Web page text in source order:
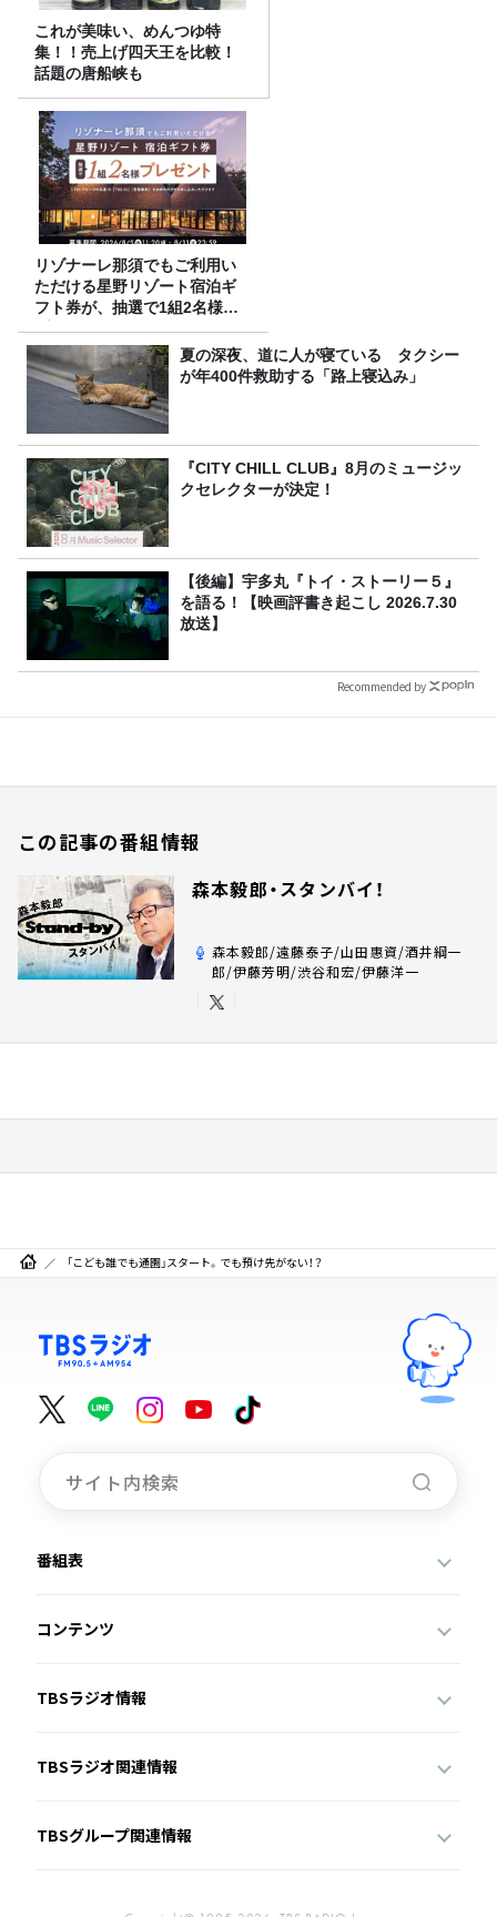
これが美味い、めんつゆ特
集！！売上げ四天王を比較！
話題の唐船峡も
リゾナーレ那須でもご利用い
ただける星野リゾート宿泊ギ
フト券が、抽選で1組2名様に
プレゼント！
夏の深夜、道に人が寝ている タクシー
が年400件救助する「路上寝込み」
『CITY CHILL CLUB』8月のミュージッ
クセレクターが決定！
【後編】宇多丸『トイ・ストーリー５』
を語る！【映画評書き起こし 2026.7.30
放送】
Recommended by
この記事の番組情報
森本毅郎・スタンバイ！
森本毅郎/遠藤泰子/山田惠資/酒井綱一
郎/伊藤芳明/渋谷和宏/伊藤洋一
「こども誰でも通園」スタート。でも預け先がない！？
番組表
コンテンツ
TBSラジオ情報
TBSラジオ関連情報
TBSグループ関連情報